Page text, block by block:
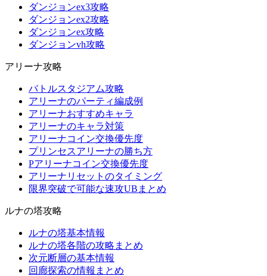
ダンジョンex3攻略
ダンジョンex2攻略
ダンジョンex攻略
ダンジョンvh攻略
アリーナ攻略
バトルスタジアム攻略
アリーナのパーティ編成例
アリーナおすすめキャラ
アリーナのキャラ対策
アリーナコイン交換優先度
プリンセスアリーナの勝ち方
Pアリーナコイン交換優先度
アリーナリセットのタイミング
限界突破で可能な速攻UBまとめ
ルナの塔攻略
ルナの塔基本情報
ルナの塔各階の攻略まとめ
次元断層の基本情報
回廊探索の情報まとめ